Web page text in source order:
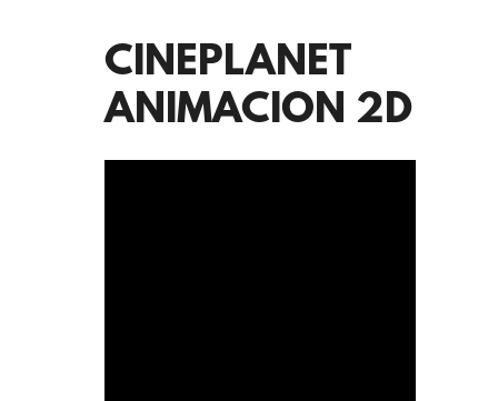
CINEPLANET
ANIMACION 2D